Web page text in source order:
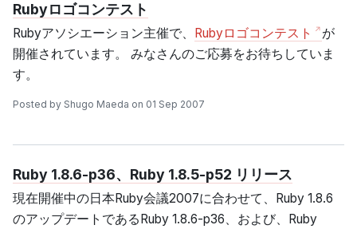
Rubyロゴコンテスト
Rubyアソシエーション主催で、 Rubyロゴコンテスト
が
開催されています。 みなさんのご応募をお待ちしていま
す。
Posted by Shugo Maeda on 01 Sep 2007
Ruby 1.8.6-p36、Ruby 1.8.5-p52 リリース
現在開催中の日本Ruby会議2007に合わせて、Ruby 1.8.6
のアップデートであるRuby 1.8.6-p36、および、Ruby